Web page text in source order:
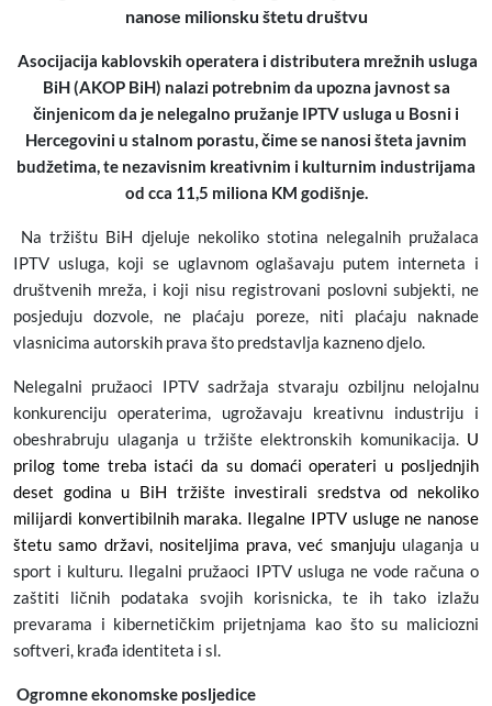
nanose milionsku štetu društvu
Asocijacija kablovskih operatera i distributera mrežnih usluga
BiH (AKOP BiH) nalazi potrebnim da upozna javnost sa
činjenicom da je nelegalno pružanje IPTV usluga u Bosni i
Hercegovini u stalnom porastu, čime se nanosi šteta javnim
budžetima, te nezavisnim kreativnim i kulturnim industrijama
od cca 11,5 miliona KM godišnje.
Na tržištu BiH djeluje nekoliko stotina nelegalnih pružalaca
IPTV usluga, koji se uglavnom oglašavaju putem interneta i
društvenih mreža, i koji nisu registrovani poslovni subjekti, ne
posjeduju dozvole, ne plaćaju poreze, niti plaćaju naknade
vlasnicima autorskih prava što predstavlja kazneno djelo.
Nelegalni pružaoci IPTV sadržaja stvaraju ozbiljnu nelojalnu
konkurenciju operaterima, ugrožavaju kreativnu industriju i
obeshrabruju ulaganja u tržište elektronskih komunikacija. U
prilog tome treba istaći da su domaći operateri u posljednjih
deset godina u BiH tržište investirali sredstva od nekoliko
milijardi konvertibilnih maraka. Ilegalne IPTV usluge ne nanose
štetu samo državi, nositeljima prava, već smanjuju ulaganja u
sport i kulturu. Ilegalni pružaoci IPTV usluga ne vode računa o
zaštiti ličnih podataka svojih korisnicka, te ih tako izlažu
prevarama i kibernetičkim prijetnjama kao što su maliciozni
softveri, krađa identiteta i sl.
Ogromne ekonomske posljedice